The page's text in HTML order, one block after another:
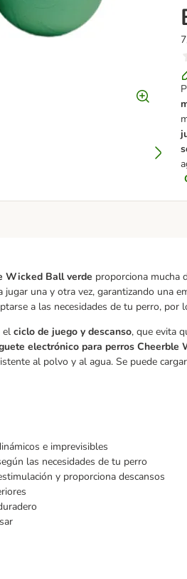
Wicked Ball verde proporciona mucha
una y otra vez, garantizando una
a las necesidades de tu perro,
el ciclo de juego y descanso, que evita
electrónico para perros Cheerble
al polvo y al agua. Se puede
e imprevisibles
las necesidades de tu perro
y proporciona descansos